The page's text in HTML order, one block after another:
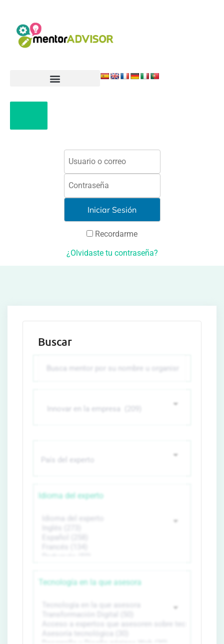
Recordarme
¿Olvidaste tu contraseña?
Buscar
Idioma del experto
Tecnología en la que asesora